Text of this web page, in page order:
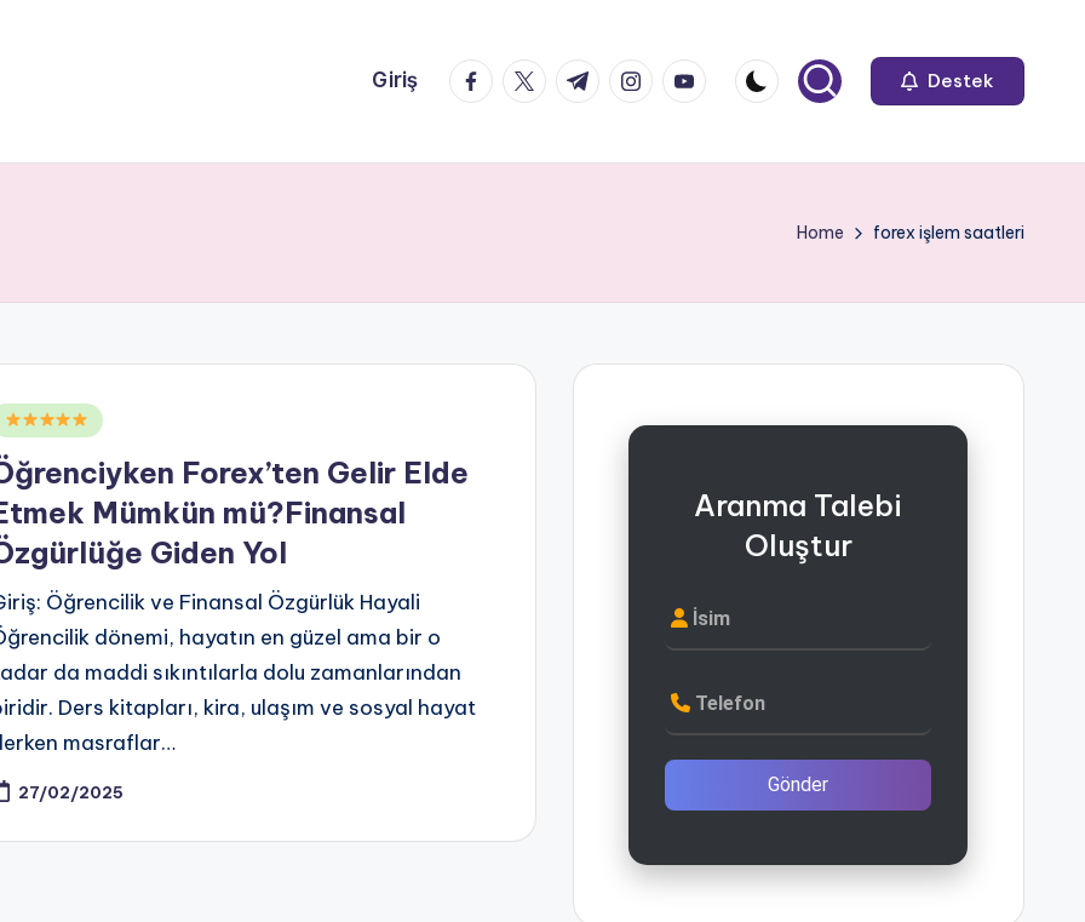
Giriş facebook.com
twitter.com
t.me instagram.com
youtube.com Destek
Home forex işlem saatleri
Forex’ten Gelir Elde
Mümkün mü?Finansal
Giden Yol
Öğrencilik ve Finansal Özgürlük Hayali
dönemi, hayatın en güzel ama bir o
da maddi sıkıntılarla dolu zamanlarından
Ders kitapları, kira, ulaşım ve sosyal hayat
masraflar…
27/02/2025
Aranma Talebi
Oluştur
İsim
Telefon
Gönder